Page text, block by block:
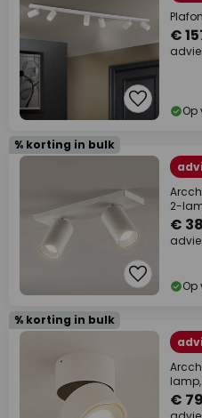
€
% korting in bulk
2-
€
% korting in bulk
€